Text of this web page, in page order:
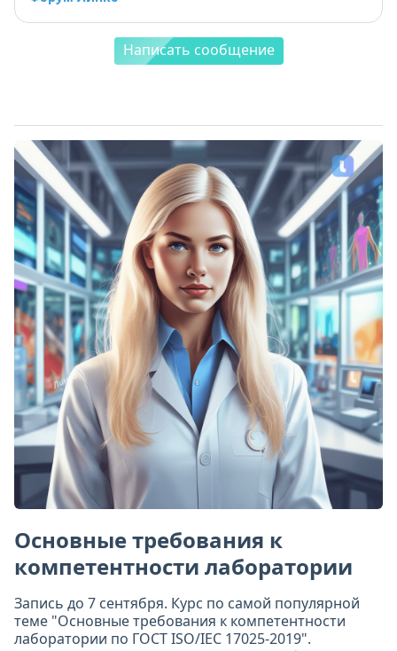
Написать сообщение
Основные требования к
компетентности лаборатории
Запись до 7 сентября. Курс по самой популярной
теме "Основные требования к компетентности
лаборатории по ГОСТ ISO/IEC 17025-2019".